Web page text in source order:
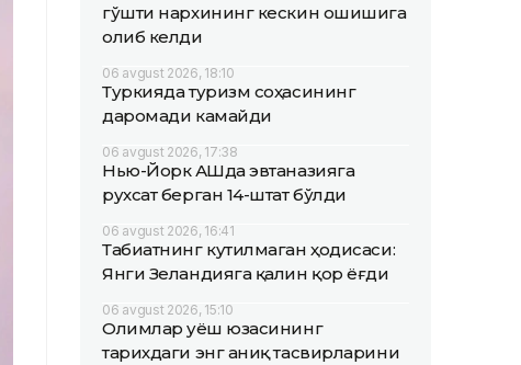
гўшти нархининг кескин ошишига
олиб келди
06 avgust 2026, 18:10
Туркияда туризм соҳасининг
даромади камайди
06 avgust 2026, 17:38
Нью-Йорк АҚШда эвтаназияга
рухсат берган 14-штат бўлди
06 avgust 2026, 16:41
Табиатнинг кутилмаган ҳодисаси:
Янги Зеландияга қалин қор ёғди
06 avgust 2026, 15:10
Олимлар Қуёш юзасининг
тарихдаги энг аниқ тасвирларини